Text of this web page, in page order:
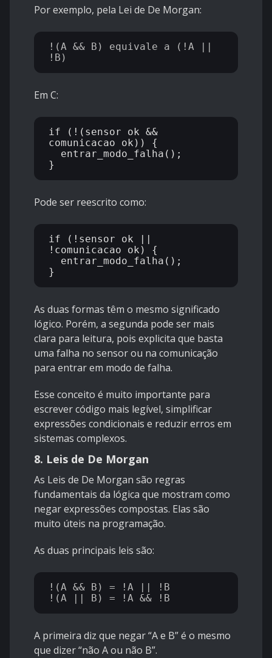
Por exemplo, pela Lei de De Morgan:
!(A && B) equivale a (!A ||
Em C:
if (!(sensor_ok &&
comunicacao_ok)) {
Pode ser reescrito como:
if (!sensor_ok ||
!comunicacao_ok) {
As duas formas têm o mesmo significado
lógico. Porém, a segunda pode ser mais
clara para leitura, pois explicita que basta
uma falha no sensor ou na comunicação
para entrar em modo de falha.
Esse conceito é muito importante para
escrever código mais legível, simplificar
expressões condicionais e reduzir erros em
sistemas complexos.
8. Leis de De Morgan
As Leis de De Morgan são regras
fundamentais da lógica que mostram como
negar expressões compostas. Elas são
muito úteis na programação.
As duas principais leis são:
!(A && B) = !A || !B
A primeira diz que negar “A e B” é o mesmo
que dizer “não A ou não B”.